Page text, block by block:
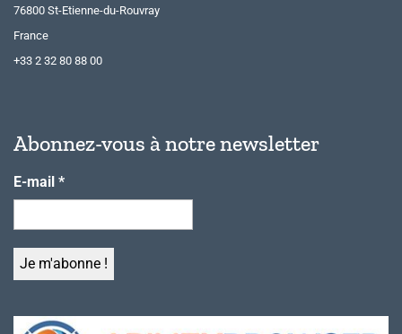
76800 St-Etienne-du-Rouvray
France
+33 2 32 80 88 00
Abonnez-vous à notre newsletter
E-mail *